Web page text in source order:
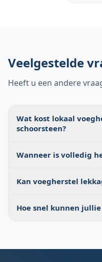
Veelgestelde
Heeft u een andere
Wat kost lokaal
schoorsteen?
en omvang van de
Wanneer is volledig
of gecombineerd met
Kan voegherstel
controleren we ook
Hoe snel kunnen